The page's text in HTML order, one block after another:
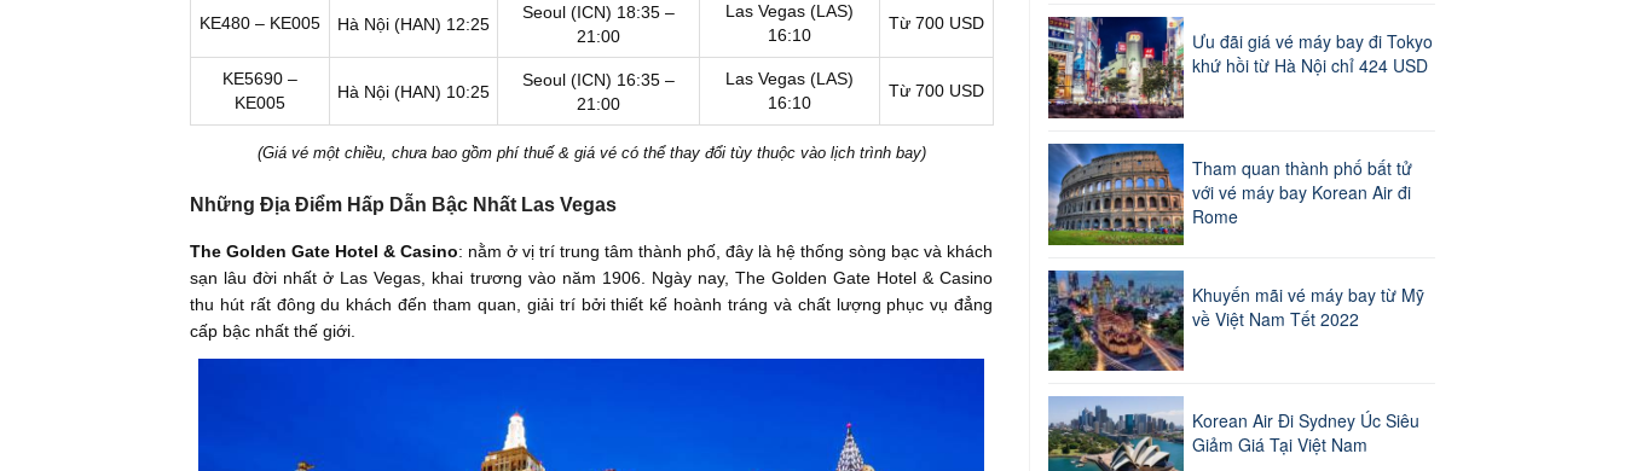
KE480 – KE005 Hà Nội (HAN) 12:25
Seoul (ICN) 18:35 –
21:00
Las Vegas (LAS)
16:10
Từ 700 USD
KE5690 –
KE005
Hà Nội (HAN) 10:25
Seoul (ICN) 16:35 –
21:00
Las Vegas (LAS)
16:10
Từ 700 USD
(Giá vé một chiều, chưa bao gồm phí thuế & giá vé có thể thay đổi tùy thuộc vào lịch trình bay)
Những Địa Điểm Hấp Dẫn Bậc Nhất Las Vegas
The Golden Gate Hotel & Casino: nằm ở vị trí trung tâm thành phố, đây là hệ thống sòng bạc và khách
sạn lâu đời nhất ở Las Vegas, khai trương vào năm 1906. Ngày nay, The Golden Gate Hotel & Casino
thu hút rất đông du khách đến tham quan, giải trí bởi thiết kế hoành tráng và chất lượng phục vụ đẳng
cấp bậc nhất thế giới.
Ưu đãi giá vé máy bay đi Tokyo
khứ hồi từ Hà Nội chỉ 424 USD
Tham quan thành phố bất tử
với vé máy bay Korean Air đi
Rome
Khuyến mãi vé máy bay từ Mỹ
về Việt Nam Tết 2022
Korean Air Đi Sydney Úc Siêu
Giảm Giá Tại Việt Nam